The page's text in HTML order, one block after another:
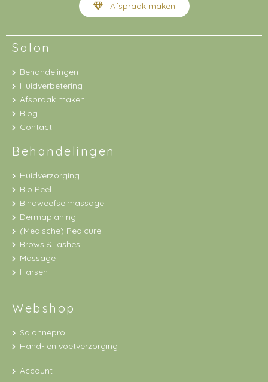
Afspraak maken
Salon
Behandelingen
Huidverbetering
Afspraak maken
Blog
Contact
Behandelingen
Huidverzorging
Bio Peel
Bindweefselmassage
Dermaplaning
(Medische) Pedicure
Brows & lashes
Massage
Harsen
Webshop
Salonnepro
Hand- en voetverzorging
Account